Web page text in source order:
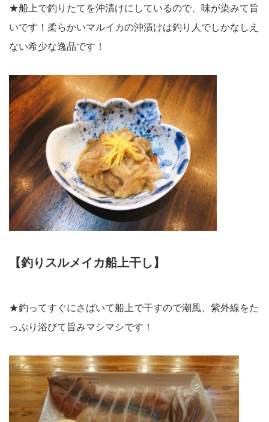
★船上で釣りたてを沖漬けにしているので、味が染みて旨
いです！柔らかいマルイカの沖漬けは釣り人でしかなしえ
ない希少な逸品です！
【釣りスルメイカ船上干し】
★釣ってすぐにさばいて船上で干すので潮風、紫外線をた
っぷり浴びて旨みマシマシです！